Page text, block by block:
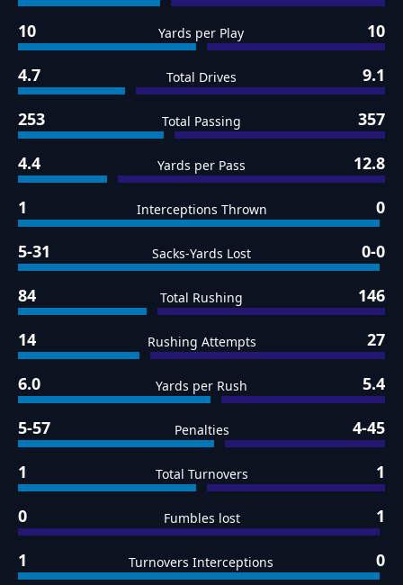
10 Yards per Play 10
4.7 Total Drives 9.1
253 Total Passing 357
4.4 Yards per Pass 12.8
1 Interceptions Thrown 0
5-31 Sacks-Yards Lost 0-0
84 Total Rushing 146
14 Rushing Attempts 27
6.0 Yards per Rush 5.4
5-57 Penalties 4-45
1 Total Turnovers 1
0 Fumbles lost 1
1 Turnovers Interceptions 0